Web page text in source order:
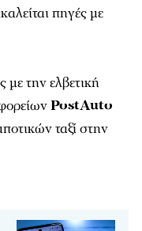
πηγές με
με την ελβετική
PostAuto
ταξί στην